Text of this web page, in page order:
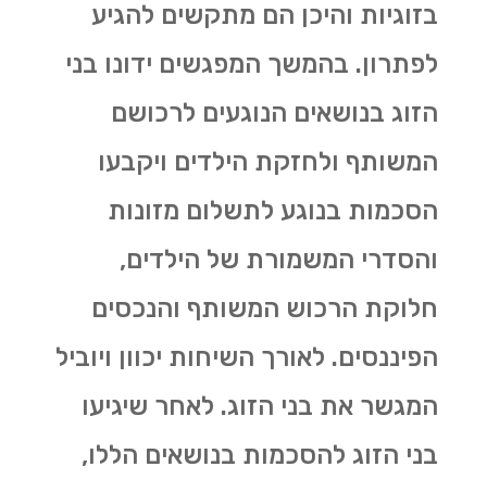
בזוגיות והיכן הם מתקשים להגיע
לפתרון. בהמשך המפגשים ידונו בני
הזוג בנושאים הנוגעים לרכושם
המשותף ולחזקת הילדים ויקבעו
הסכמות בנוגע לתשלום מזונות
והסדרי המשמורת של הילדים,
חלוקת הרכוש המשותף והנכסים
הפיננסים. לאורך השיחות יכוון ויוביל
המגשר את בני הזוג. לאחר שיגיעו
בני הזוג להסכמות בנושאים הללו,